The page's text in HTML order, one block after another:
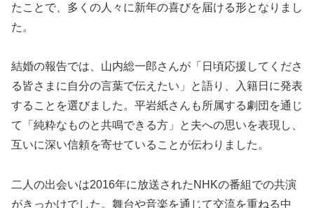
たことで、多くの人々に新年の喜びを届ける形となりまし
た。
結婚の報告では、山内総一郎さんが「日頃応援してくださ
る皆さまに自分の言葉で伝えたい」と語り、入籍日に発表
することを選びました。平岩紙さんも所属する劇団を通じ
て「純粋なものと共鳴できる方」と夫への思いを表現し、
互いに深い信頼を寄せていることが伝わりました。
二人の出会いは2016年に放送されたNHKの番組での共演
がきっかけでした。舞台や音楽を通じて交流を重ねる中